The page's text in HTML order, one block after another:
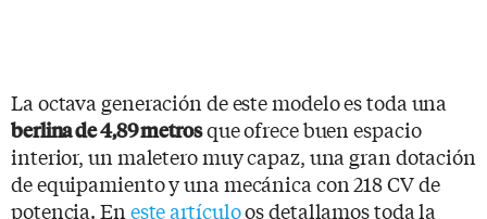
La octava generación de este modelo es toda una
berlina de 4,89 metrosque ofrece buen espacio
interior, un maletero muy capaz, una gran dotación
de equipamiento y una mecánica con 218 CV de
potencia. Eneste artículoos detallamos toda la